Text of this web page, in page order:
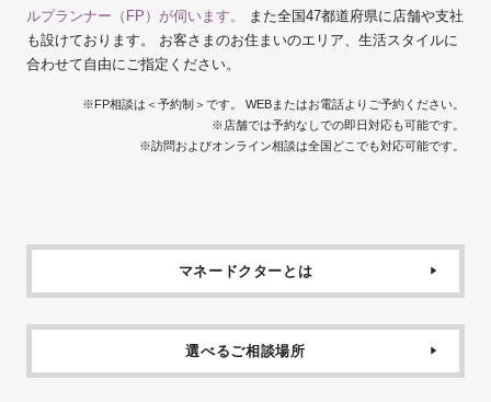
ルプランナー（FP）が伺います。
また全国47都道府県に店舗や支社
も設けております。 お客さまのお住まいのエリア、生活スタイルに
合わせて自由にご指定ください。
※FP相談は＜予約制＞です。 WEBまたはお電話よりご予約ください。
※店舗では予約なしでの即日対応も可能です。
※訪問およびオンライン相談は全国どこでも対応可能です。
マネードクターとは
選べるご相談場所